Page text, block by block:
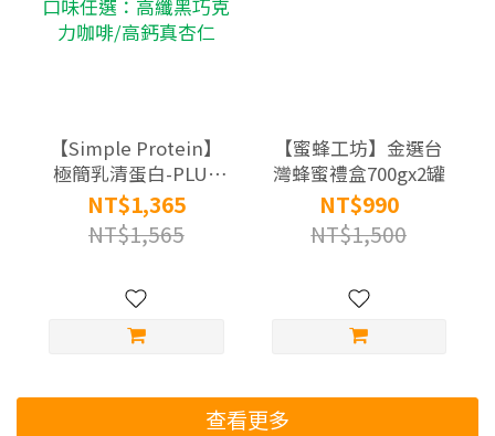
【Simple Protein】
極簡乳清蛋白-PLUS
高纖高鈣系列(7入/
盒)x3盒｜口味任選：
高纖黑巧克力咖啡/高
NT$1,365
NT$1,565
【蜜蜂工坊】金選台
灣蜂蜜禮盒700gx2罐
NT$990
NT$1,500
查看更多